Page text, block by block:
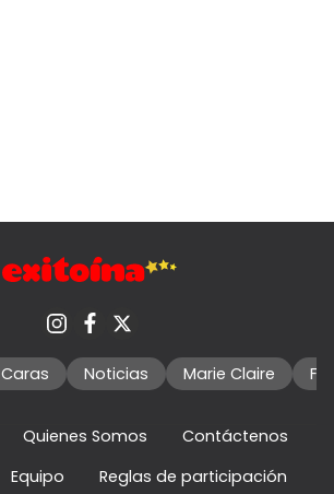
Caras Noticias Marie Claire
Quienes Somos
Contáctenos
Equipo Reglas de participación